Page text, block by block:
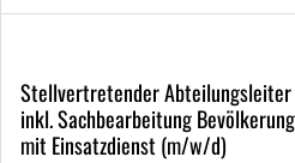
Stellvertretender
inkl. Sachbearbeitung
mit Einsatzdienst (m/w/d)